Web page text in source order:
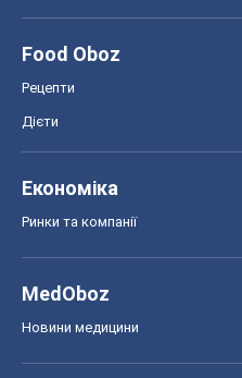
Food Oboz
Рецепти
Дієти
Економіка
Ринки та компанії
MedOboz
Новини медицини